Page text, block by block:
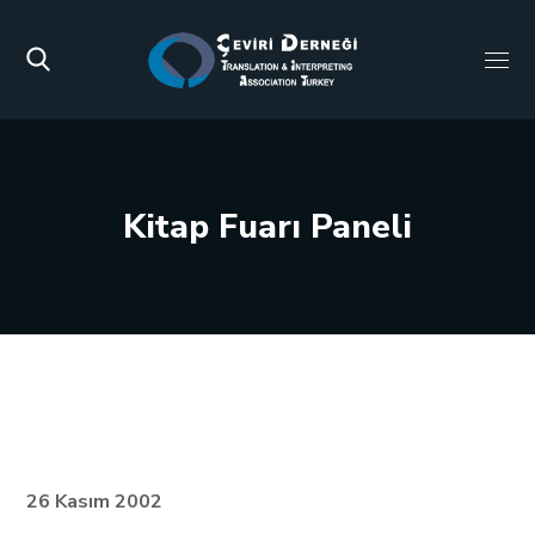
Kitap Fuarı Paneli
26 Kasım 2002